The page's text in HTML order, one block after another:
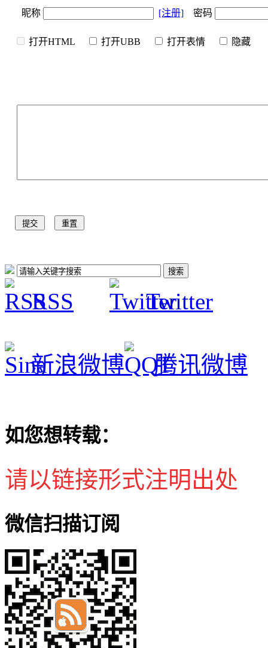
昵称 [注册] 密码
打开HTML 打开UBB 打开表情 隐
RSS Twitter
新浪微博 腾讯微博
如您想转载：
请以链接形式注明出处
微信扫描订阅